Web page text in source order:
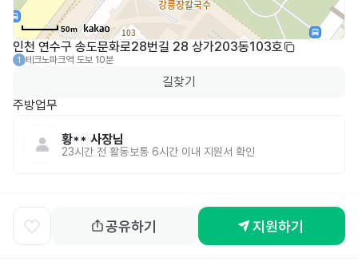
50m
인천 연수구 송도문화로28번길 28 상가203동103호
1 테크노파크역 도보 10분
길찾기
주방업무
황** 사장님
23시간 전 활동 보통 6시간 이내 지원서 확인
공유하기 지원하기